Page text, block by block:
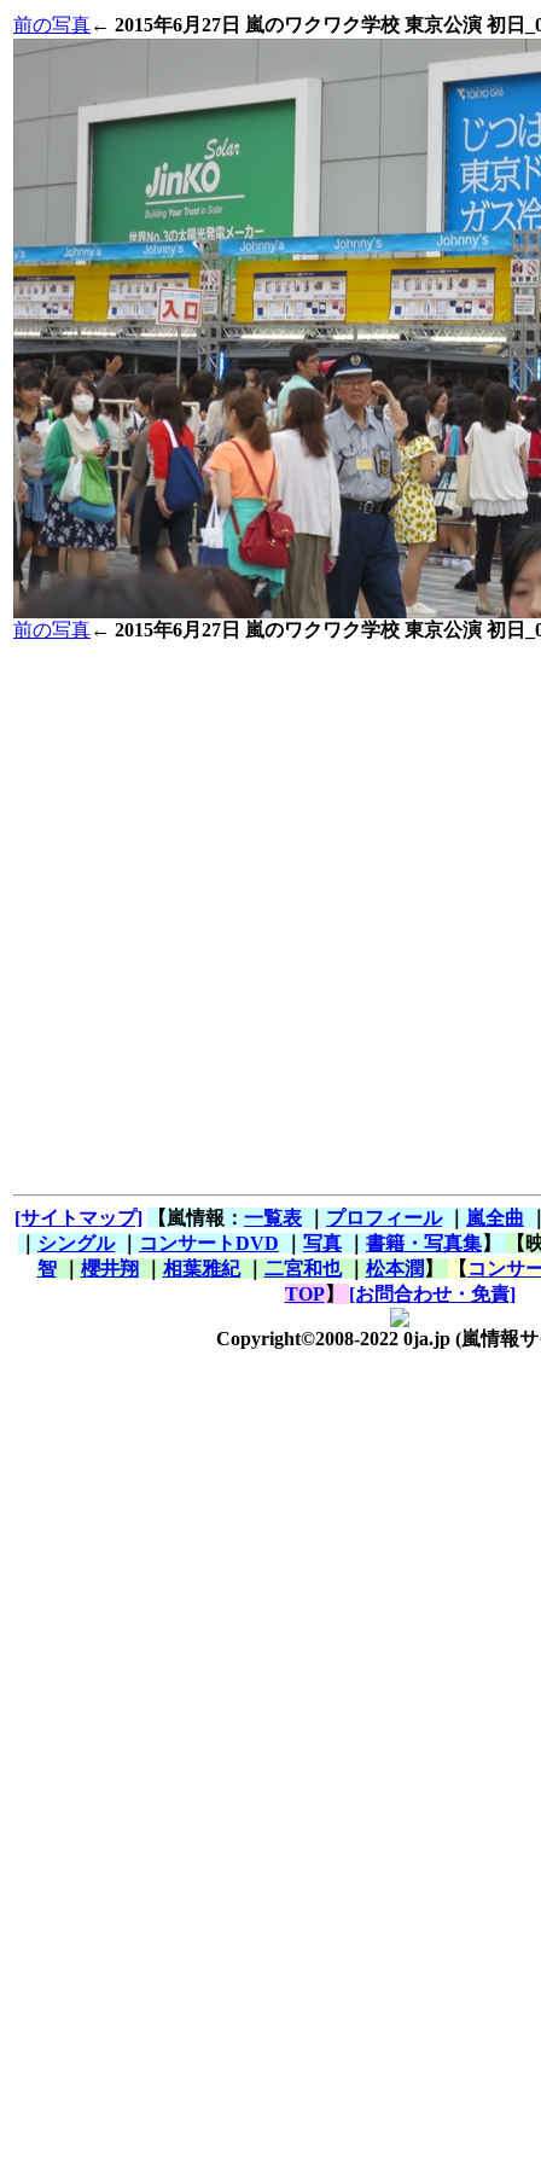
前の写真← 2015年6月27日 嵐のワクワク学校 東京公演 初日
前の写真← 2015年6月27日 嵐のワクワク学校 東京公演 初日
[サイトマップ] 【嵐情報： 一覧表 プロフィール｜ 嵐全曲
シングル｜ コンサートDVD 写真 書籍・写真集】
【
智｜ 櫻井翔 相葉雅紀｜ 二宮和也｜ 松本潤 】 【 コンサ
TOP】 [お問合わせ・免責]
Copyright©2008-2022 0ja.jp (嵐情報